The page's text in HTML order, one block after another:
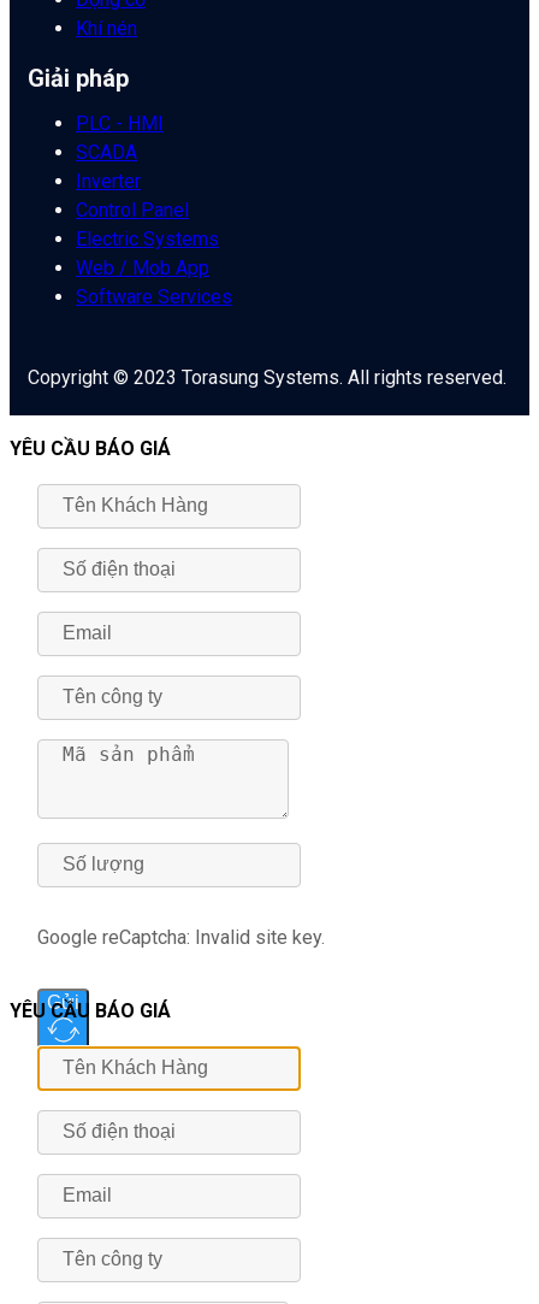
Khí nén
Giải pháp
PLC - HMI
SCADA
Inverter
Control Panel
Electric Systems
Web / Mob App
Software Services
Copyright © 2023 Torasung Systems. All rights reserved.
YÊU CẦU BÁO GIÁ
Google reCaptcha: Invalid site key.
Gửi
YÊU CẦU BÁO GIÁ